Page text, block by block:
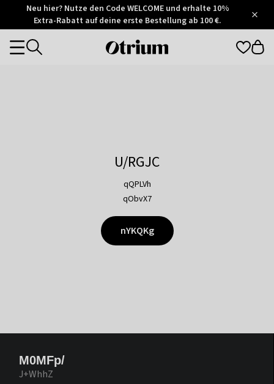
Otrium
Trustpilot
Neu hier? Nutze den Code WELCOME und erhalte 10%
Extra-Rabatt auf deine erste Bestellung ab 100 €.
Otrium
Categories
U/RGJC
qQPLVh
qObvX7
nYKQKg
M0MFp/
J+WhhZ